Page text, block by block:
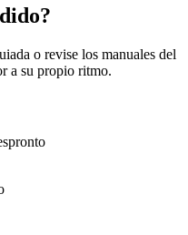
o revise los manuales del
a su propio ritmo.
pronto